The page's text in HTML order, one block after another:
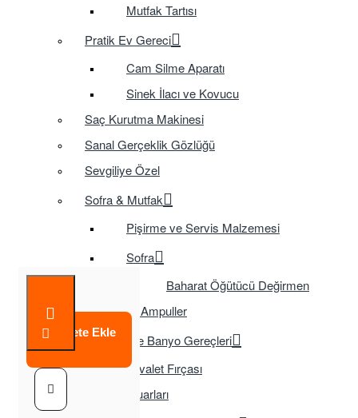
Mutfak Tartısı
Pratik Ev Gereci
Cam Silme Aparatı
Sinek İlacı ve Kovucu
Saç Kurutma Makinesi
Sanal Gerçeklik Gözlüğü
Sevgiliye Özel
Sofra & Mutfak
Pişirme ve Servis Malzemesi
Sofra
Baharat Öğütücü Değirmen
Tasarruflu Ampuller
Temizlik ve Banyo Gereçleri
Tuvalet Fırçası
TV Aksesuarları
Sepete Ekle